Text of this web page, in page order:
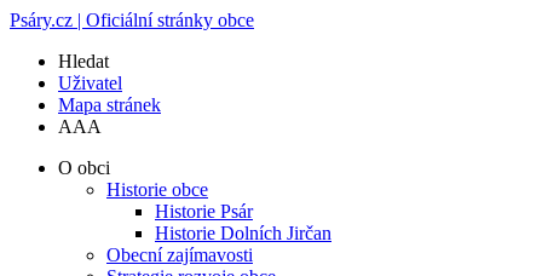
Psáry.cz | Oficiální stránky obce
Hledat
Uživatel
Mapa stránek
AAA
O obci
Historie obce
Historie Psár
Historie Dolních Jirčan
Obecní zajímavosti